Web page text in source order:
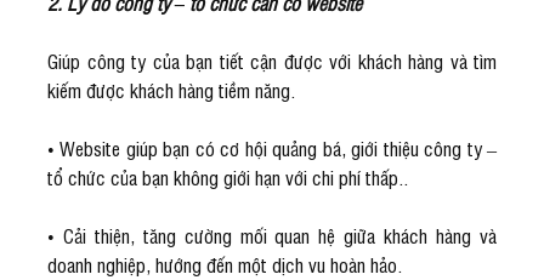
Giúp công ty của bạn tiết cận được với khách hàng và tìm
kiếm được khách hàng tiềm năng.
• Website giúp bạn có cơ hội quảng bá, giới thiệu công ty –
tổ chức của bạn không giới hạn với chi phí thấp..
• Cải thiện, tăng cường mối quan hệ giữa khách hàng và
doanh nghiệp, hướng đến một dịch vu hoàn hảo.